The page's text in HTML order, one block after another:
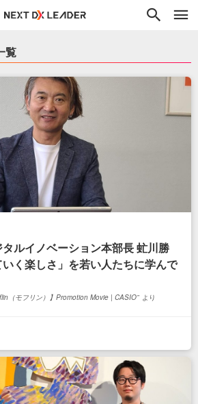
検索
覧
ルイノベーション本部長 虻川勝
く楽しさ」を若い人たちに学んで
（モフリン）】Promotion Movie | CASIO より